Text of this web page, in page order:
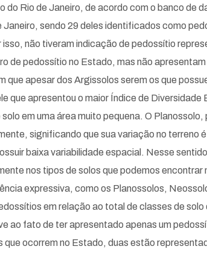
Rio de Janeiro, de acordo com o banco de
sendo 29 deles identificados como
não tiveram indicação de pedossítio
de pedossítio no Estado, mas não
apesar dos Argissolos serem os que
que apresentou o maior Índice de Diversidade
em uma área muito pequena. O Planossolo,
significando que sua variação no terreno
baixa variabilidade espacial. Nesse
nos tipos de solos que podemos
expressiva, como os Planossolos,
em relação ao total de classes de solo
ao fato de ter apresentado apenas um
ocorrem no Estado, duas estão